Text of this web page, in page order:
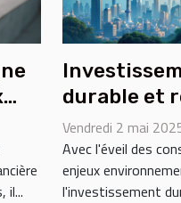
il...
durable et
2023
secteurs
Vendredi 2 mai
Avec l'éveil des
enjeux
l'investissement